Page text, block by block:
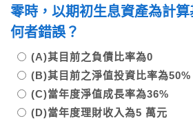
零時，以期初生息資產為計
何者錯誤？
(A)其目前之負債比率為0
(B)其目前之淨值投資比率為
(C)當年度淨值成長率為36%
(D)當年度理財收入為5 萬元